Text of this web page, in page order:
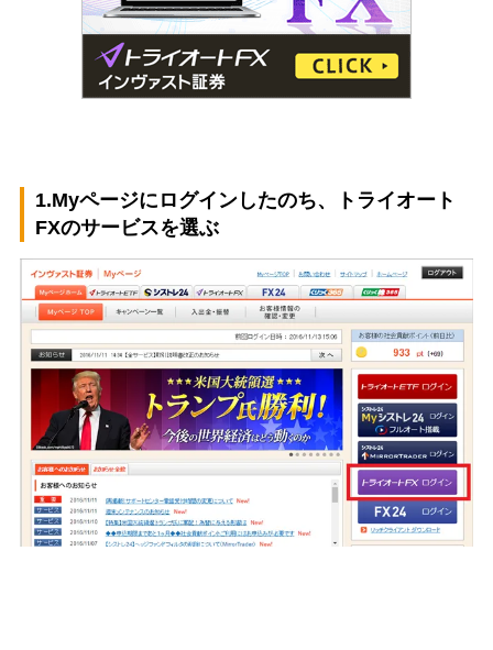
1.Myページにログインしたのち、トライオート
FXのサービスを選ぶ